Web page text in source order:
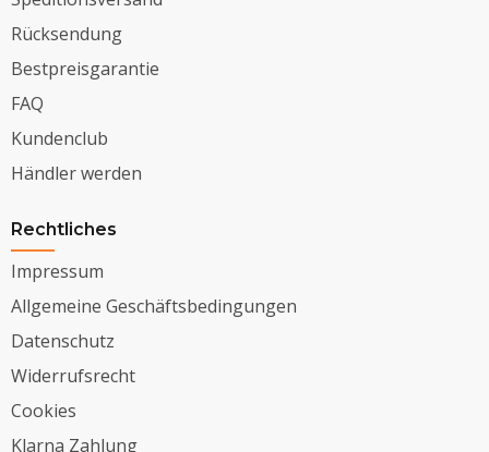
Rücksendung
Bestpreisgarantie
FAQ
Kundenclub
Händler werden
Rechtliches
Impressum
Allgemeine Geschäftsbedingungen
Datenschutz
Widerrufsrecht
Cookies
Klarna Zahlung